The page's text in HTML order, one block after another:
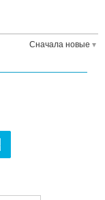
Сначала новые